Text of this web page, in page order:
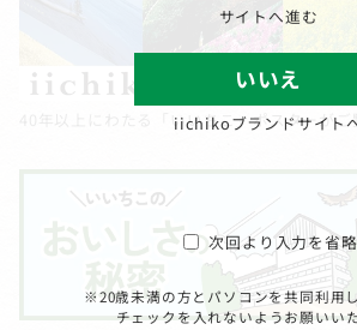
40年以上にわたる「いいちこ」ポスターがご
サイトへ進む
いいえ
iichikoブランドサイト
次回より入力を省略
※20歳未満の方とパソコンを共同利用
チェックを入れないようお願いいた